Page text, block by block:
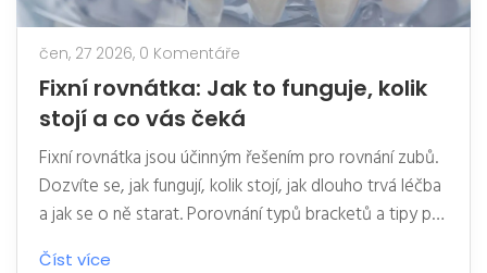
čen, 27 2026, 0 Komentáře
Fixní rovnátka: Jak to funguje, kolik
stojí a co vás čeká
Fixní rovnátka jsou účinným řešením pro rovnání zubů.
Dozvíte se, jak fungují, kolik stojí, jak dlouho trvá léčba
a jak se o ně starat. Porovnání typů bracketů a tipy pro
komfortní nošení.
Číst více